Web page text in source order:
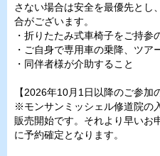
さない場合は安全を最優先とし
合がございます。
・折りたたみ式車椅子をご持参
・ご自身で専用車の乗降、ツア
・同伴者様が介助すること
【2026年10月1日以降のご参加
※モンサンミッシェル修道院の
販売開始です。それより早いお
に予約確定となります。